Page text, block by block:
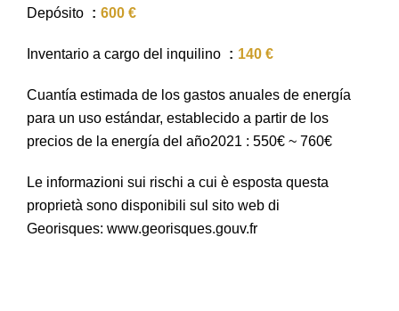
Depósito 600 €
Inventario a cargo del inquilino 140 €
Cuantía estimada de los gastos anuales de energía
para un uso estándar, establecido a partir de los
precios de la energía del año2021 : 550€ ~ 760€
Le informazioni sui rischi a cui è esposta questa
proprietà sono disponibili sul sito web di
Georisques: www.georisques.gouv.fr